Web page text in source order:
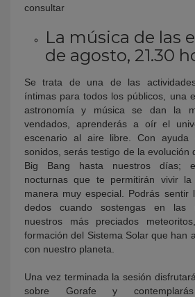
consultar
La música de las
de agosto, 21.30
Se trata de una de las
íntimas para todos los públicos, una
astronomía y música se dan la
vendados, aprenderás a oír el
escenario al aire libre. Con
sonidos, serás testigo de la evolución
Big Bang hasta nuestros días;
nocturnas que te permitirán vivir
manera muy especial. Podrás sentir
dedos cuando sostengas en las
nuestros más preciados
formación del Sistema Solar que han
con nuestro planeta.
Una vez terminada la sesión
sobre Gorafe y